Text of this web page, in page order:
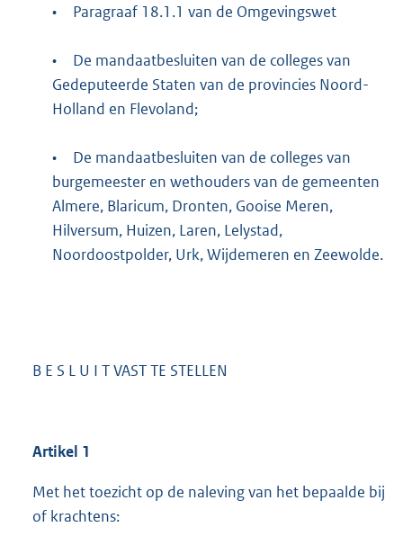
• Paragraaf 18.1.1 van de Omgevingswet
•
De mandaatbesluiten van de colleges van
Gedeputeerde Staten van de provincies Noord-
Holland en Flevoland;
•
De mandaatbesluiten van de colleges van
burgemeester en wethouders van de gemeenten
Almere, Blaricum, Dronten, Gooise Meren,
Hilversum, Huizen, Laren, Lelystad,
Noordoostpolder, Urk, Wijdemeren en Zeewolde.
B E S L U I T VAST TE STELLEN
Artikel 1
Met het toezicht op de naleving van het bepaalde bij
of krachtens: